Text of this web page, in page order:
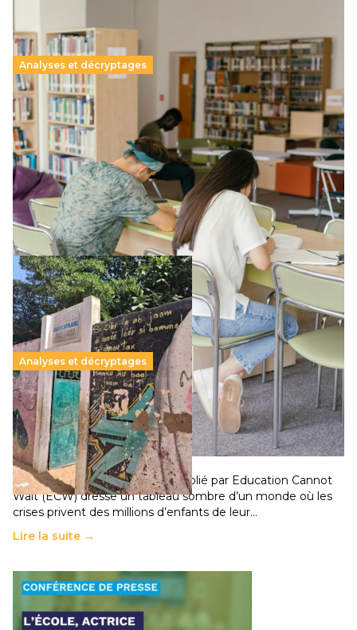
Analyses et décryptages
Supérieur privé : une dérive qui met à mal la
promesse républicaine
11 juillet 2026-
Le projet de loi sur la régulation de l’enseignement
supérieur privé met en lumière l’amplification d’un système
qui relègue l’acte pédagogique au superfétatoire, voire à…
Lire la suite →
Analyses et décryptages
258 millions d’enfants victimes de la guerre, des
chocs climatiques et des déplacements de
population
11 juillet 2026- National
Un nouveau rapport mondial publié par Education Cannot
Wait (ECW) dresse un tableau sombre d’un monde où les
crises privent des millions d’enfants de leur…
Lire la suite →